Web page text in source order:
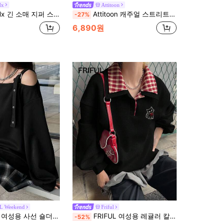
및 대비 트림, 긴 소매 상의 졸업, 개학, 졸업, 여교사, 개학 가을 스웨트셔츠
Attitoon
-27% Attitoon 캐주얼 스트리트 스타일 블랙 & 그레이 별 패턴 95% 면 여성용 솔리드 컬러 슬림핏 후드 티셔츠, 가을에 적합
6,890원
Weekend
숄더 보온 안감 캐주얼 스웨트셔츠
Friful
-52% FRIFUL 여성용 레귤러 칼라 루즈 격자 무늬 패브릭 패치워크 앞면 귀여운 동물 장식 대학 스타일 플리스 두꺼운 스웨트셔츠, 가을 카와이 셔츠 다크 아카데미아 옷 한국 패션 애니메이션 옷 미적 옷, 겨울